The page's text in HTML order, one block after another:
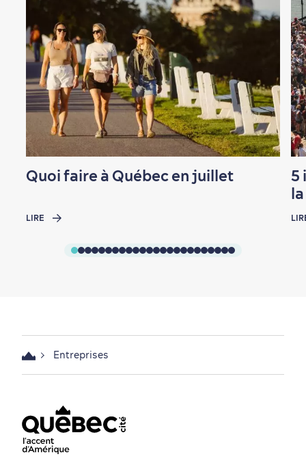
Quoi faire à Québec en juillet
LIRE
5
Entreprises